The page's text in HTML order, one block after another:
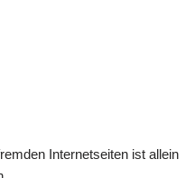
Internetseiten ist allein